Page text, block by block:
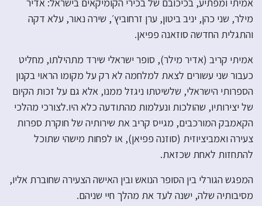
מילר, שני כהן, יניב ביטון, ערן זרחוביץ׳, שירה נאור, עלא דקה
והתגלית החדשה סוזאנה פפיאן.
אמיתי קריב (אדיר מילר), סופר ישראלי שירד מתהילתו, מחליט
כעבור שני עשורים לצאת למלחמה לא רק על מקומו הראוי בקנון
הספרותי הישראלי, שלשיטתו ניגזל ממנו, אלא גם על זכות הקיום
של יצירותיו, שהולכות ונעלמות מהתודעה כלא היו.לצורכי מהלכי
הקאמבק המורכבים, מגייס קריב את שירותיה של חוקרת ספרות
צעירה ואמביציוזית (סוזנה פפיאן), או לפחות מישהי שתוכל
להתחזות לאחת שכזאת.
המפגש הגורלי בין הסופר הנואש ובין האישה הצעירה שחוברת אליו,
מסיבותיה שלה, ישנה לעד את מהלך חיי שניהם.